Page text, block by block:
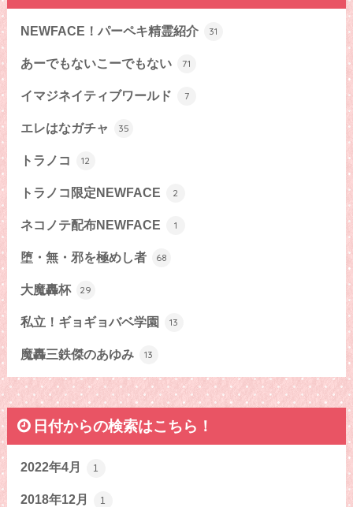
NEWFACE！パーペキ精霊紹介 31
あーでもないこーでもない 71
イマジネイティブワールド 7
エレはなガチャ 35
トラノコ 12
トラノコ限定NEWFACE 2
ネコノテ配布NEWFACE 1
堕・無・邪を極めし者 68
大魔轟杯 29
私立！ギョギョバベ学園 13
魔轟三鉄傑のあゆみ 13
日付からの検索はこちら！
2022年4月 1
2018年12月 1